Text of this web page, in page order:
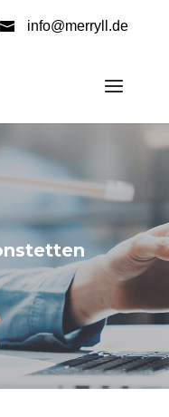
info@merryll.de